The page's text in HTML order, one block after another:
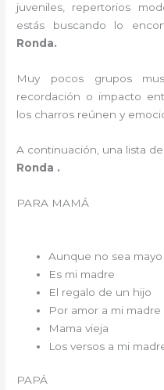
juveniles, repertorios
estás buscando lo
Ronda.
Muy pocos grupos
recordación o impacto
los charros reúnen y
A continuación, una lista
Ronda .
PARA
Aunque no sea mayo
Es mi madre
El regalo de un hijo
Por amor a mi madre
Mama vieja
Los versos a mi
PAPÁ